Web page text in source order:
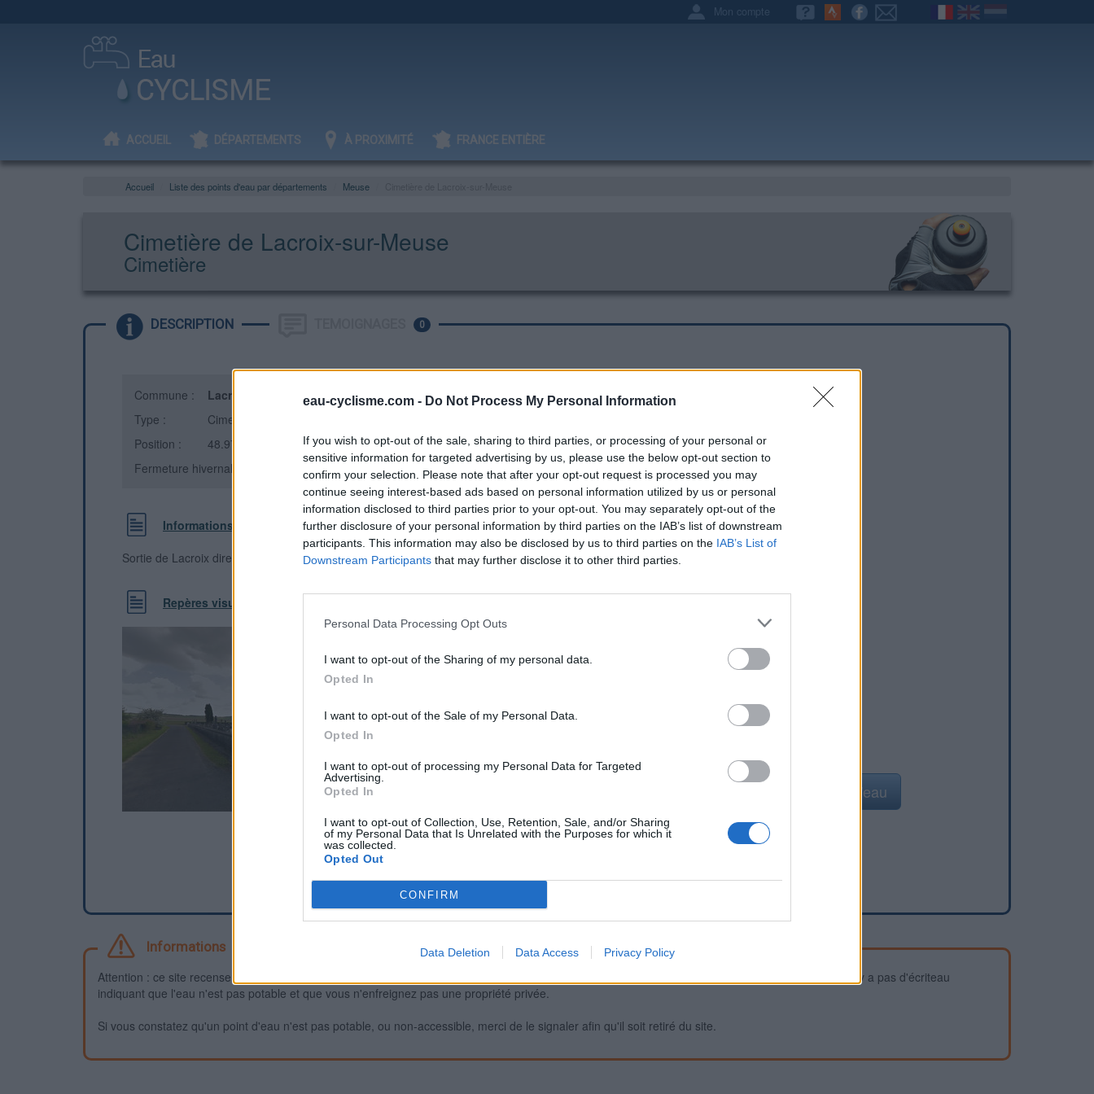
eau-cyclisme.com - Do Not Process My Personal Information
If you wish to opt-out of the sale, sharing to third parties, or processing of your personal or
sensitive information for targeted advertising by us, please use the below opt-out section to
confirm your selection. Please note that after your opt-out request is processed you may
continue seeing interest-based ads based on personal information utilized by us or personal
information disclosed to third parties prior to your opt-out. You may separately opt-out of the
further disclosure of your personal information by third parties on the IAB’s list of downstream
participants. This information may also be disclosed by us to third parties on the IAB’s List of
Downstream Participants that may further disclose it to other third parties.
Personal Data Processing Opt Outs
I want to opt-out of the Sharing of my personal data.
Opted In
I want to opt-out of the Sale of my Personal Data.
Opted In
I want to opt-out of processing my Personal Data for Targeted
Advertising.
Opted In
I want to opt-out of Collection, Use, Retention, Sale, and/or Sharing
of my Personal Data that Is Unrelated with the Purposes for which it
was collected.
Opted Out
CONFIRM
Data Deletion Data Access Privacy Policy
Mon compte
ACCUEIL DÉPARTEMENTS À PROXIMITÉ FRANCE ENTIÈRE
Accueil Liste des points d'eau par départements Meuse
Cimetière de Lacroix-sur-Meuse
Cimetière
DESCRIPTION 0
Commune : Lacroix-sur-Meuse(Meuse)
Type :
Cimetière
Position :
48.972606°N, 5.516906°E
Fermeture hivernale : oui
Informations complémentaires
Sortie de Lacroix direction Lamorville
Repères visuels
Afficher la carte
Ajouter un point d'eau
Informations
Attention : ce site recense des points d'eau dont la fiabilité ne peut pas être garantie. Avant d'utiliser un point d'eau, vous devez vous assurer qu'il n'y a pas d'écriteau
indiquant que l'eau n'est pas potable et que vous n'enfreignez pas une propriété privée.
Si vous constatez qu'un point d'eau n'est pas potable, ou non-accessible, merci de le signaler afin qu'il soit retiré du site.